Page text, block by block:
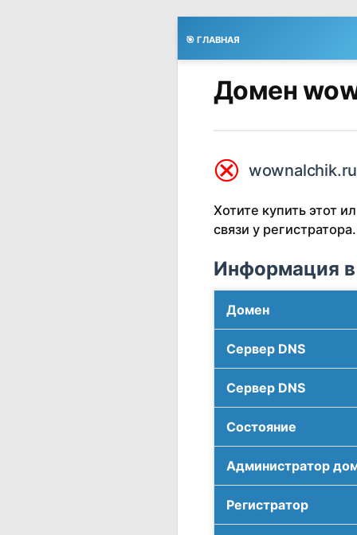
🎯 ГЛАВНАЯ
Домен
⮿ wownalchik.ru
Хотите купить этот
связи у регистратора.
Информация в
Домен
Сервер DNS
Сервер DNS
Соcтояние
Администратор
Регистратор